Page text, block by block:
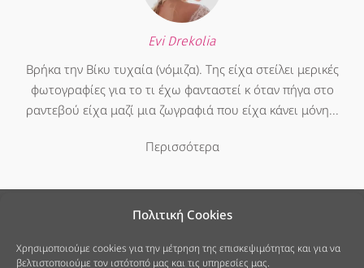
Πολιτική Cookies
Χρησιμοποιούμε cookies για την μέτρηση της επισκεψιμότητας και για να
βελτιστοποιούμε τον ιστότοπό μας και τις υπηρεσίες μας.
Evi Drekolia
Βρήκα την Βίκυ τυχαία (νόμιζα). Της είχα στείλει μερικές
φωτογραφίες για το τι έχω φανταστεί κ όταν πήγα στο
ραντεβού είχα μαζί μια ζωγραφιά που είχα κάνει μόνη...
Περισσότερα